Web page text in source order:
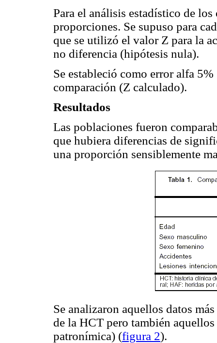
Para el análisis estadístico de
proporciones. Se supuso para
que se utilizó el valor Z para la
no diferencia (hipótesis nula).
Se estableció como error alfa
comparación (Z calculado).
Resultados
Las poblaciones fueron
que hubiera diferencias de
una proporción sensiblemente
Se analizaron aquellos datos
de la HCT pero también
patronímica) (figura 2).